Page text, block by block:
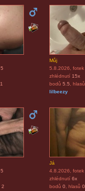
5
1
Můj
5.8.2026 , fotek
zhlédnutí 15x
bodů 5.5 , hlasů
lilbeezy
5
2
Já
4.8.2026 , fotek
zhlédnutí 6x
bodů 0, hlasů 0